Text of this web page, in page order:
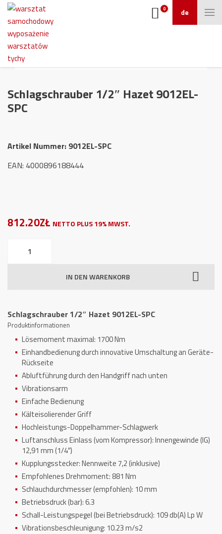
de
0
Schlagschrauber 1/2″ Hazet 9012EL-
SPC
Artikel Nummer: 9012EL-SPC
EAN: 4000896188444
812.20ZŁ NETTO PLUS 19% MWST.
IN DEN WARENKORB
Schlagschrauber 1/2″ Hazet 9012EL-SPC
Produktinformationen
Lösemoment maximal: 1700 Nm
Einhandbedienung durch innovative Umschaltung an Geräte-
Rückseite
Abluftführung durch den Handgriff nach unten
Vibrationsarm
Einfache Bedienung
Kälteisolierender Griff
Hochleistungs-Doppelhammer-Schlagwerk
Luftanschluss Einlass (vom Kompressor): Innengewinde (IG)
12,91 mm (1/4″)
Kupplungsstecker: Nennweite 7,2 (inklusive)
Empfohlenes Drehmoment: 881 Nm
Schlauchdurchmesser (empfohlen): 10 mm
Betriebsdruck (bar): 6.3
Schall-Leistungspegel (bei Betriebsdruck): 109 db(A) Lp W
Vibrationsbeschleunigung: 10.23 m/s2